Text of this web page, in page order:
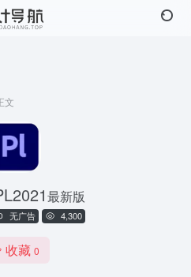
文
最新版
无广告 4,300
收藏 0